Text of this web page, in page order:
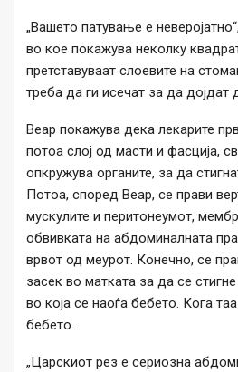
„Вашето патување е
во кое покажува неколку
претставуваат слоевите на
треба да ги исечат за да дојдат
Веар покажува дека лекарите
потоа слој од масти и фасција,
опкружува органите, за да
Потоа, според Веар, се прави
мускулите и перитонеумот,
обвивката на абдоминалната
врвот од меурот. Конечно, се
засек во матката за да се
во која се наоѓа бебето. Кога
бебето.
„Царскиот рез е сериозна